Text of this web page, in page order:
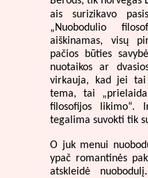
ais surizikavo
„Nuobodulio
aiškinamas, visų
pačios būties
nuotaikos ar
virkauja, kad jei
tema, tai
filosofijos likimo“.
tegalima suvokti tik
O juk menui
ypač romantinės
atskleidė